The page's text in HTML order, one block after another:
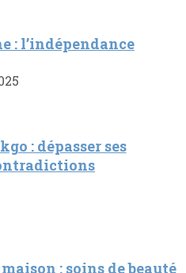
: l’indépendance
: dépasser ses
: soins de beauté